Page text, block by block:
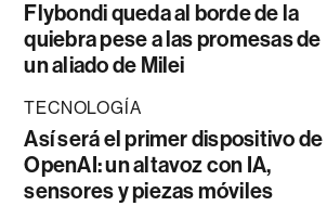
Flybondi queda al borde de la
quiebra pese a las promesas de
un aliado de Milei
TECNOLOGÍA
Así será el primer dispositivo de
OpenAI: un altavoz con IA,
sensores y piezas móviles